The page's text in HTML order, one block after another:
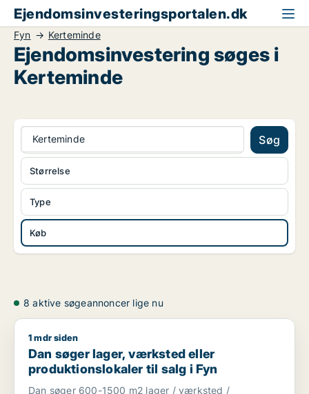
Ejendomsinvesteringsportalen.dk
Fyn Kerteminde
Ejendomsinvestering søges i
Kerteminde
Kerteminde Søg
Type
Køb
Størrelse
8 aktive søgeannoncer lige nu
Dan søger lager, værksted eller produktionslokaler til salg i
1 mdr siden
Dan søger lager, værksted eller
produktionslokaler til salg i Fyn
Dan søger 600-1500 m2 lager / værksted /